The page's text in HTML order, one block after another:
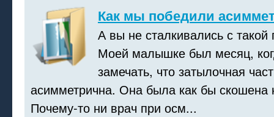
Как мы победили
А вы не сталкивались с
Моей малышке был месяц,
замечать, что затылочная
асимметрична. Она была как бы скошена
Почему-то ни врач при осм...